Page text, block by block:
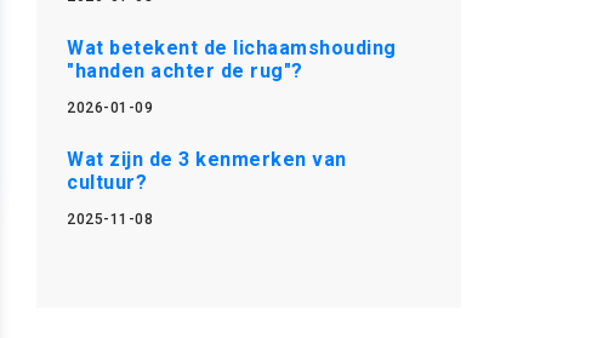
Wat betekent de lichaamshouding
"handen achter de rug"?
2026-01-09
Wat zijn de 3 kenmerken van
cultuur?
2025-11-08